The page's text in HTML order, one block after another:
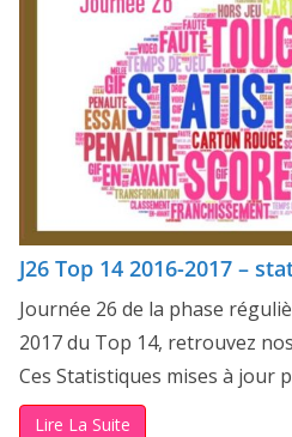
J26 Top 14 2016-2017 –
Journée 26 de la phase
2017 du Top 14, retrouvez
Ces Statistiques mises à jour
Lire La Suite